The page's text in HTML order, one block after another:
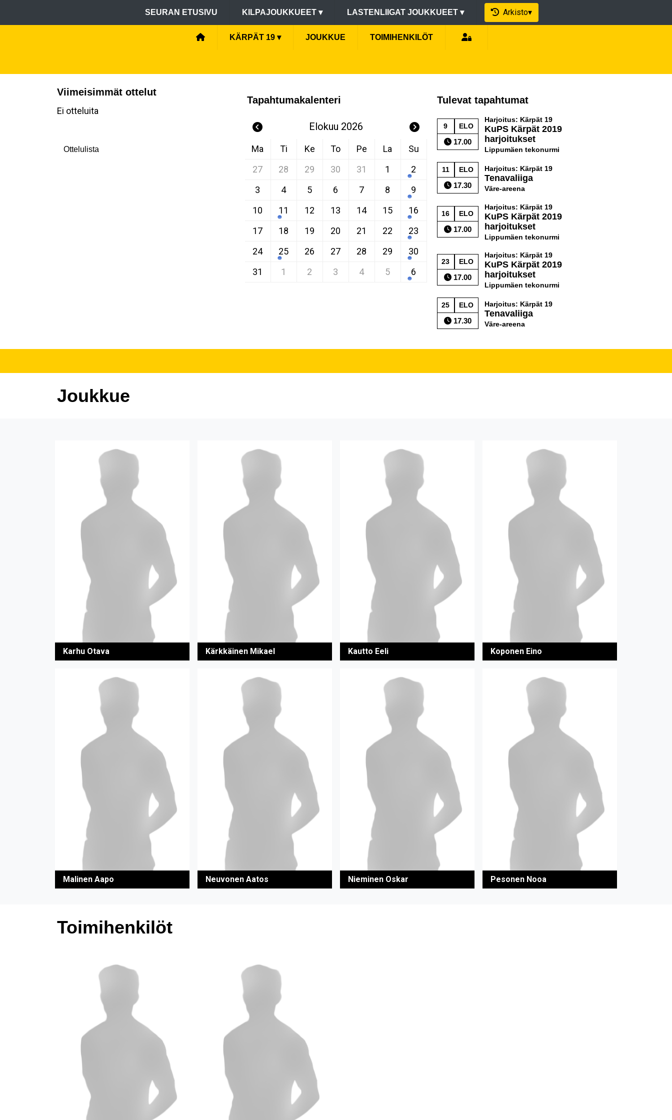
SEURAN ETUSIVU KILPAJOUKKUEET ▾ LASTENLIIGAT JOUKKUEET ▾ Arkisto▾
KÄRPÄT 19 ▾ JOUKKUE TOIMIHENKILÖT
Viimeisimmät ottelut
Ei otteluita
Ottelulista
Tapahtumakalenteri
Elokuu 2026
Ma Ti Ke To Pe La
Su
27
28 29 30 31 1
2
3
4 5 6 7 8
9
10
11 12 13 14 15
16
17
18 19 20 21 22
23
24
25 26 27 28 29
30
31
1 2 3 4 5 6
Tulevat tapahtumat
9 ELO
17.00
Harjoitus: Kärpät 19
KuPS Kärpät 2019
harjoitukset
Lippumäen tekonurmi
11 ELO
17.30
Harjoitus: Kärpät 19
Tenavaliiga
Väre-areena
16 ELO
17.00
Harjoitus: Kärpät 19
KuPS Kärpät 2019
harjoitukset
Lippumäen tekonurmi
23 ELO
17.00
Harjoitus: Kärpät 19
KuPS Kärpät 2019
harjoitukset
Lippumäen tekonurmi
25 ELO
17.30
Harjoitus: Kärpät 19
Tenavaliiga
Väre-areena
Joukkue
Karhu Otava Kärkkäinen Mikael Kautto Eeli Koponen Eino
Malinen Aapo Neuvonen Aatos Nieminen Oskar Pesonen Nooa
Toimihenkilöt